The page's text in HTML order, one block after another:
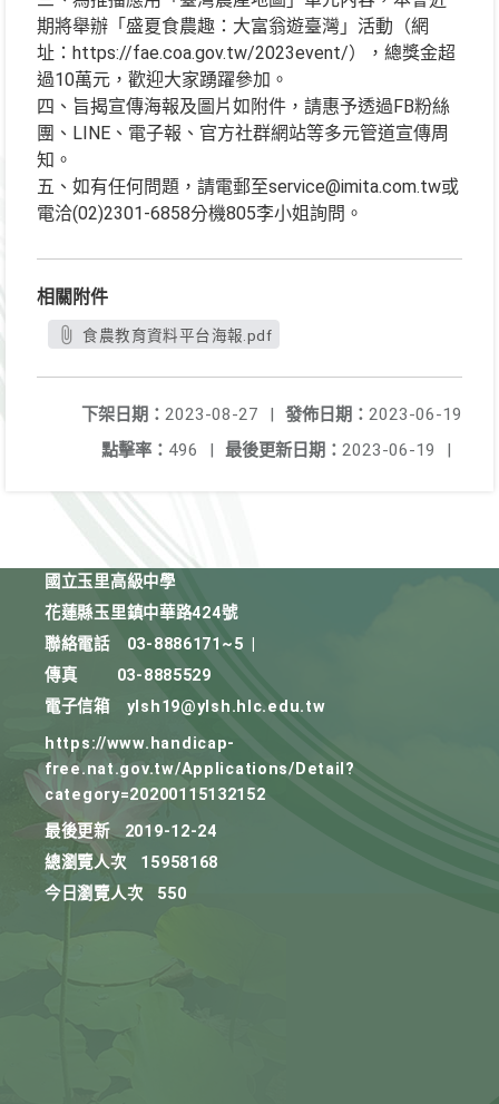
期將舉辦「盛夏食農趣：大富翁遊臺灣」活動（網
址：https://fae.coa.gov.tw/2023event/），總獎金超
過10萬元，歡迎大家踴躍參加。
四、旨揭宣傳海報及圖片如附件，請惠予透過FB粉絲
團、LINE、電子報、官方社群網站等多元管道宣傳周
知。
五、如有任何問題，請電郵至service@imita.com.tw或
電洽(02)2301-6858分機805李小姐詢問。
相關附件
食農教育資料平台海報.pdf
發佈日期： 2023-06-19
下架日期： 2023-08-27
|
最後更新日期： 2023-06-19 |
點擊率： 496 |
國立玉里高級中學
花蓮縣玉里鎮中華路424號
聯絡電話
03-8886171~5
傳真
03-8885529
電子信箱
ylsh19@ylsh.hlc.edu.tw
https://www.handicap-
free.nat.gov.tw/Applications/Detail?
category=20200115132152
最後更新
2019-12-24
總瀏覽人次
15958168
今日瀏覽人次
550